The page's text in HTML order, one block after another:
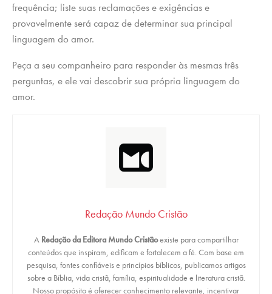
frequência; liste suas reclamações e exigências e
provavelmente será capaz de determinar sua principal
linguagem do amor.
Peça a seu companheiro para responder às mesmas três
perguntas, e ele vai descobrir sua própria linguagem do
amor.
Redação Mundo Cristão
A Redação da Editora Mundo Cristãoexiste para compartilhar
conteúdos que inspiram, edificam e fortalecem a fé. Com base em
pesquisa, fontes confiáveis e princípios bíblicos, publicamos artigos
sobre a Bíblia, vida cristã, família, espiritualidade e literatura cristã.
Nosso propósito é oferecer conhecimento relevante, incentivar